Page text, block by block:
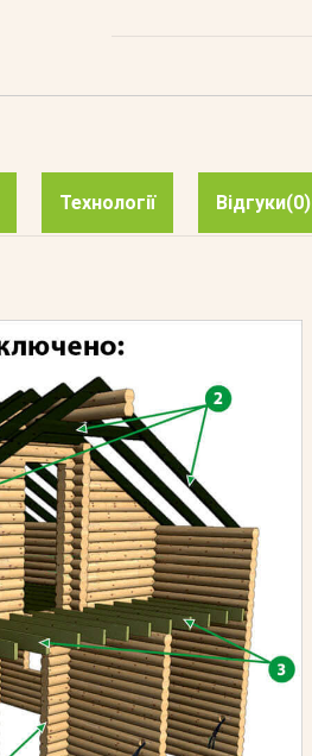
Технології Відгуки(0)